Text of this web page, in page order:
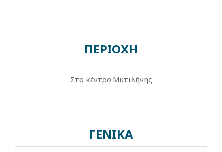
ΠΕΡΙΟΧΗ
Στο κέντρο Μυτιλήνης
ΓΕΝΙΚΑ